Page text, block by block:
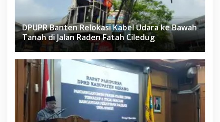
DPUPR Banten Relokasi Kabel Udara ke Bawah
Tanah di Jalan Raden Fatah Ciledug